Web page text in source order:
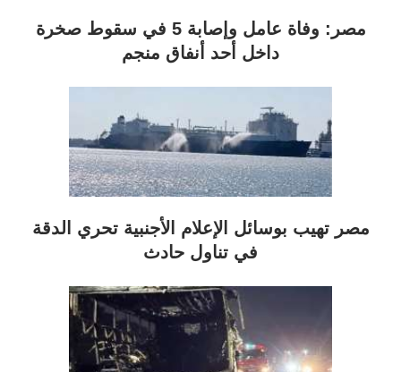
مصر: وفاة عامل وإصابة 5 في سقوط صخرة
داخل أحد أنفاق منجم
مصر تهيب بوسائل الإعلام الأجنبية تحري الدقة
في تناول حادث